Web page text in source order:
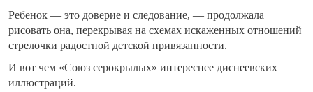
Ребенок — это доверие и следование, — продолжала
рисовать она, перекрывая на схемах искаженных отношений
стрелочки радостной детской привязанности.
И вот чем «Союз серокрылых» интереснее диснеевских
иллюстраций.